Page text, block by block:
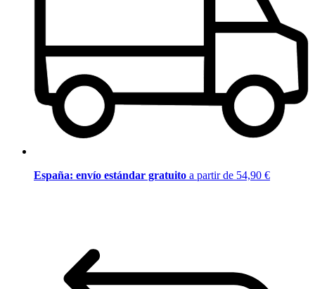
España: envío estándar gratuito a partir de 54,90 €